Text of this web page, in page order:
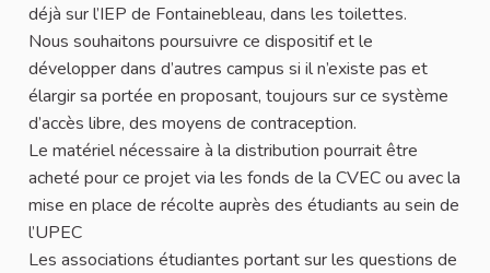
déjà sur l’IEP de Fontainebleau, dans les toilettes.
Nous souhaitons poursuivre ce dispositif et le
développer dans d’autres campus si il n’existe pas et
élargir sa portée en proposant, toujours sur ce système
d’accès libre, des moyens de contraception.
Le matériel nécessaire à la distribution pourrait être
acheté pour ce projet via les fonds de la CVEC ou avec la
mise en place de récolte auprès des étudiants au sein de
l’UPEC
Les associations étudiantes portant sur les questions de